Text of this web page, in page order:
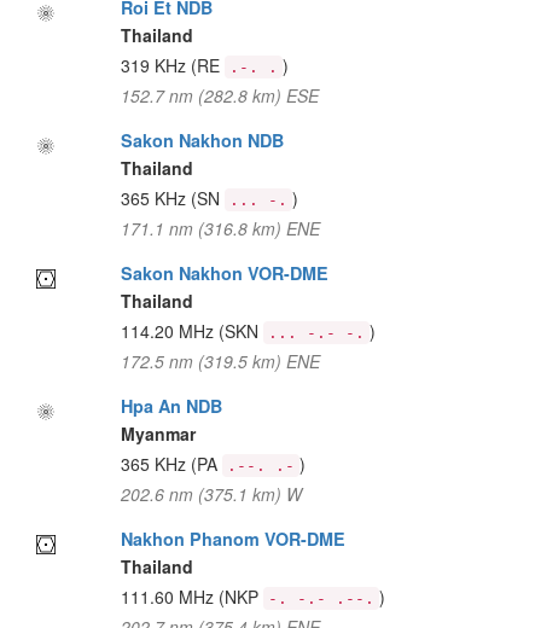
Roi Et NDB
Thailand
319 KHz (RE .-. . )
152.7 nm (282.8 km) ESE
Sakon Nakhon NDB
Thailand
365 KHz (SN ... -. )
171.1 nm (316.8 km) ENE
Sakon Nakhon VOR-DME
Thailand
114.20 MHz (SKN ... -.- -. )
172.5 nm (319.5 km) ENE
Hpa An NDB
Myanmar
365 KHz (PA .--. .- )
202.6 nm (375.1 km) W
Nakhon Phanom VOR-DME
Thailand
111.60 MHz (NKP -. -.- .--. )